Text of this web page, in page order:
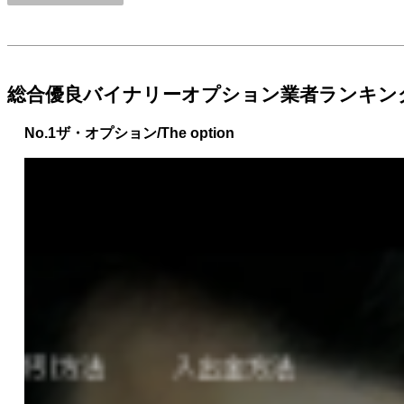
総合優良バイナリーオプション業者ランキン
No.1ザ・オプション/The option